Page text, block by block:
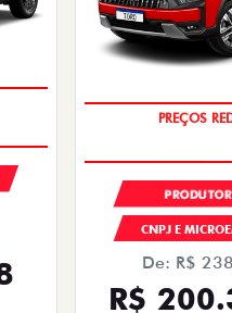
FASTBACK TURBO
2026/